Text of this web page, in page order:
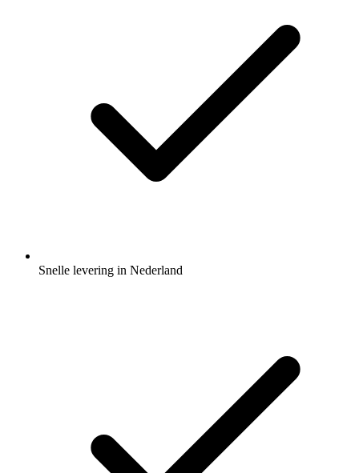
Snelle levering in Nederland